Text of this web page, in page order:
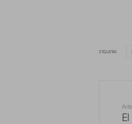
ETIQUETAS